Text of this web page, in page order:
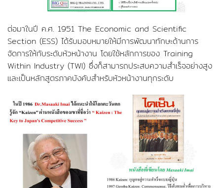
ต่อมาในปี ค.ศ. 1951 The Economic and Scientific
Section (ESS) ได้รับมอบหมายให้มีการพัฒนาทักษะด้านการ
จัดการให้กับระดับหัวหน้างาน โดยใช้หลักการของ Training
Within Industry (TWI) ซึ่งก็สามารถประสบความสำเร็จอย่างสูง
และเป็นหลักสูตรภาคบังคับสำหรับหัวหน้างานทุกระดับ